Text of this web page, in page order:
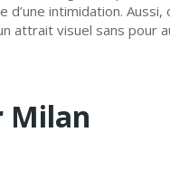
d’une intimidation.
attrait visuel sans pour
Milan